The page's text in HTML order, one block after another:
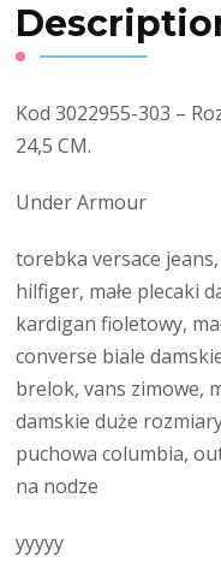
Kod 3022955-303 –
24,5 CM.
Under Armour
torebka versace
hilfiger, małe plecaki
kardigan fioletowy,
converse biale
brelok, vans zimowe,
damskie duże
puchowa columbia,
na nodze
yyyyy